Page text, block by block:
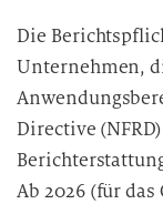
Die
Unternehmen,
Directive
Ab 2026 (für das